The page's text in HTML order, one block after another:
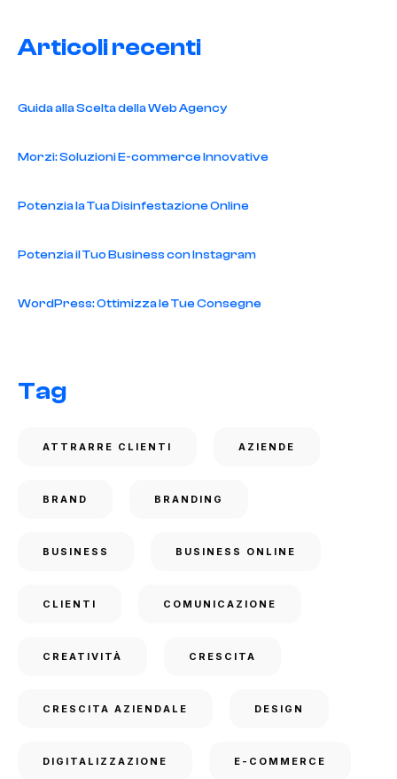
Articoli recenti
Guida alla Scelta della Web Agency
Morzi: Soluzioni E-commerce Innovative
Potenzia la Tua Disinfestazione Online
Potenzia il Tuo Business con Instagram
WordPress: Ottimizza le Tue Consegne
Tag
ATTRARRE CLIENTI AZIENDE
BRAND BRANDING
BUSINESS BUSINESS ONLINE
CLIENTI COMUNICAZIONE
CREATIVITÀ CRESCITA
CRESCITA AZIENDALE DESIGN
DIGITALIZZAZIONE E-COMMERCE